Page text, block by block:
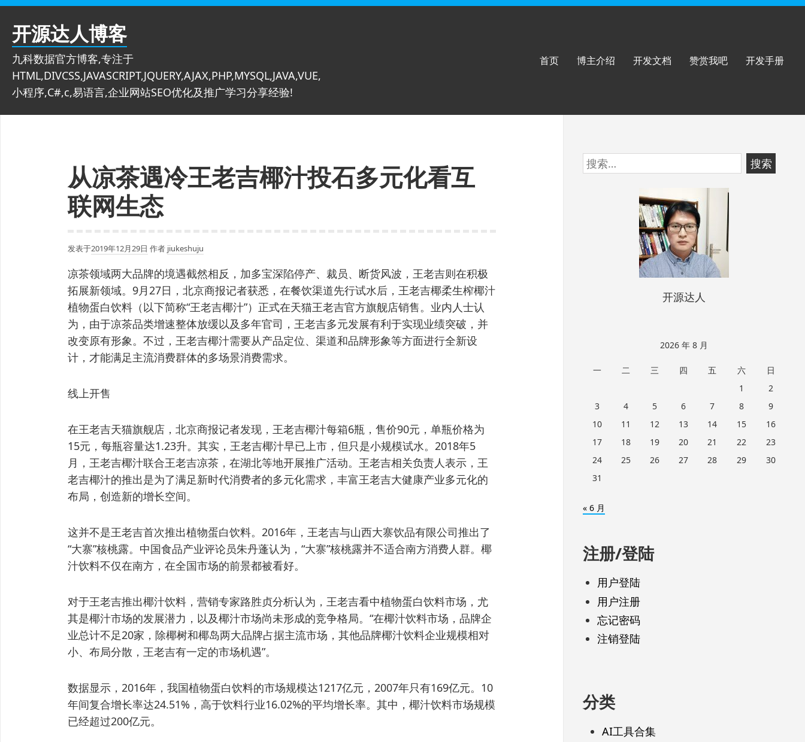
跳
开源达人博客
九科数据官方博客,专注于
HTML,DIVCSS,JAVASCRIPT,JQUERY,AJAX,PHP,MYSQL,JAVA,VUE,
小程序,C#,c,易语言,企业网站SEO优化及推广学习分享经验!
首页 博主介绍 开发文档 赞赏我吧 开发手册
从凉茶遇冷王老吉椰汁投石多元化看互
联网生态
发表于2019年12月29日 作者 jiukeshuju
凉茶领域两大品牌的境遇截然相反，加多宝深陷停产、裁员、断货风波，王老吉则在积极
拓展新领域。9月27日，北京商报记者获悉，在餐饮渠道先行试水后，王老吉椰柔生榨椰汁
植物蛋白饮料（以下简称“王老吉椰汁”）正式在天猫王老吉官方旗舰店销售。业内人士认
为，由于凉茶品类增速整体放缓以及多年官司，王老吉多元发展有利于实现业绩突破，并
改变原有形象。不过，王老吉椰汁需要从产品定位、渠道和品牌形象等方面进行全新设
计，才能满足主流消费群体的多场景消费需求。
线上开售
在王老吉天猫旗舰店，北京商报记者发现，王老吉椰汁每箱6瓶，售价90元，单瓶价格为
15元，每瓶容量达1.23升。其实，王老吉椰汁早已上市，但只是小规模试水。2018年5
月，王老吉椰汁联合王老吉凉茶，在湖北等地开展推广活动。王老吉相关负责人表示，王
老吉椰汁的推出是为了满足新时代消费者的多元化需求，丰富王老吉大健康产业多元化的
布局，创造新的增长空间。
这并不是王老吉首次推出植物蛋白饮料。2016年，王老吉与山西大寨饮品有限公司推出了
“大寨”核桃露。中国食品产业评论员朱丹蓬认为，“大寨”核桃露并不适合南方消费人群。椰
汁饮料不仅在南方，在全国市场的前景都被看好。
对于王老吉推出椰汁饮料，营销专家路胜贞分析认为，王老吉看中植物蛋白饮料市场，尤
其是椰汁市场的发展潜力，以及椰汁市场尚未形成的竞争格局。“在椰汁饮料市场，品牌企
业总计不足20家，除椰树和椰岛两大品牌占据主流市场，其他品牌椰汁饮料企业规模相对
小、布局分散，王老吉有一定的市场机遇”。
数据显示，2016年，我国植物蛋白饮料的市场规模达1217亿元，2007年只有169亿元。10
年间复合增长率达24.51%，高于饮料行业16.02%的平均增长率。其中，椰汁饮料市场规模
已经超过200亿元。
跳
至
搜
索：
开源达人
2026 年 8 月
一 二 三 四 五 六
日
1
2
3
4 5 6 7 8
9
10
11 12 13 14 15
16
17
18 19 20 21 22
23
24
25 26 27 28 29
30
31
« 6 月
注册/登陆
用户登陆
用户注册
忘记密码
注销登陆
分类
AI工具合集